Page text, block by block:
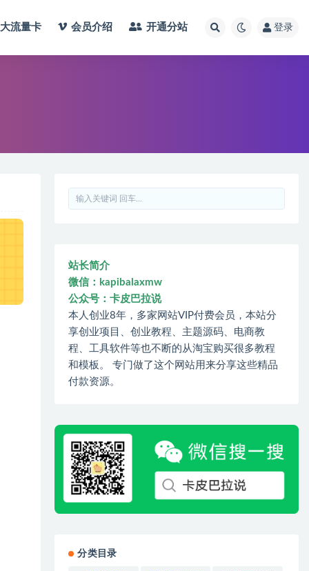
大流量卡 会员介绍 开通分站 登录
站长简介
微信：kapibalaxmw
公众号：卡皮巴拉说
本人创业8年，多家网站VIP付费会员，本站分
享创业项目、创业教程、主题源码、电商教
程、工具软件等也不断的从淘宝购买很多教程
和模板。 专门做了这个网站用来分享这些精品
付款资源。
分类目录